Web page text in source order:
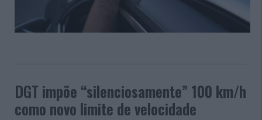
DGT impõe “silenciosamente” 100 km/h
como novo limite de velocidade